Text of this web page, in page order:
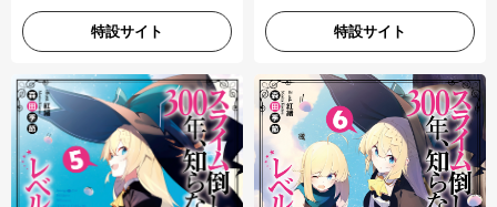
特設サイト 特設サイト